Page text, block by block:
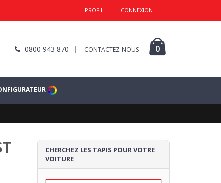
PROFIL CONNEXION
0800 943 870 CONTACTEZ-NOUS 0
CHERCHEZ LES TAPIS POUR VOTRE
VOITURE